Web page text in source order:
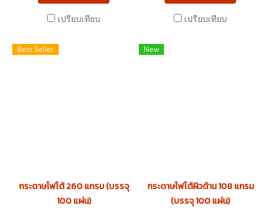
เปรียบเทียบ เปรียบเทียบ
Best Seller
กระดาษโฟโต้ 260 แกรม (บรรจุ
100 แผ่น)
New
กระดาษโฟโต้ผิวด้าน 108 แกรม
(บรรจุ 100 แผ่น)